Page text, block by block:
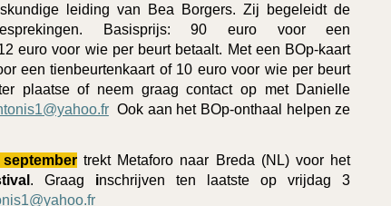
leiding van Bea Borgers. Zij begeleidt de
besprekingen. Basisprijs: 90 euro voor een
euro voor wie per beurt betaalt. Met een BOp-kaart
een tienbeurtenkaart of 10 euro voor wie per beurt
plaatse of neem graag contact op met Danielle
Ook aan het BOp-onthaal helpen ze
trekt Metaforo naar Breda (NL) voor het
. Graag inschrijven ten laatste op vrijdag 3